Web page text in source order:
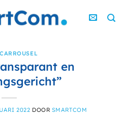
en
2022 DOOR SMARTCOM